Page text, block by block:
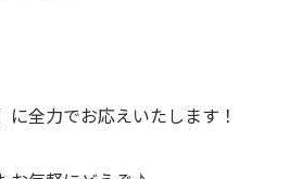
全力でお応えいたします！